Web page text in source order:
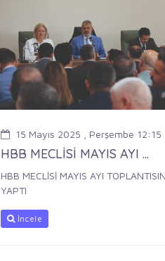
15 Mayıs 2025 , Perşembe 12:15
HBB MECLİSİ MAYIS AYI ...
HBB MECLİSİ MAYIS AYI
YAPTI
İncele